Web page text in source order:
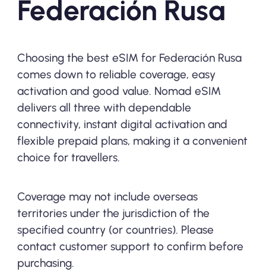
Federación Rusa
Choosing the best eSIM for Federación Rusa
comes down to reliable coverage, easy
activation and good value. Nomad eSIM
delivers all three with dependable
connectivity, instant digital activation and
flexible prepaid plans, making it a convenient
choice for travellers.
Coverage may not include overseas
territories under the jurisdiction of the
specified country (or countries). Please
contact customer support to confirm before
purchasing.